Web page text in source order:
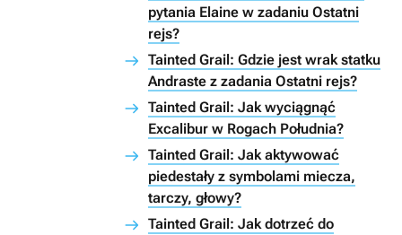
pytania Elaine w zadaniu Ostatni
rejs?
Tainted Grail: Gdzie jest wrak statku
Andraste z zadania Ostatni rejs?
Tainted Grail: Jak wyciągnąć
Excalibur w Rogach Południa?
Tainted Grail: Jak aktywować
piedestały z symbolami miecza,
tarczy, głowy?
Tainted Grail: Jak dotrzeć do